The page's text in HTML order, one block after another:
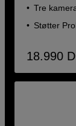
Tre
Støtter
18.990